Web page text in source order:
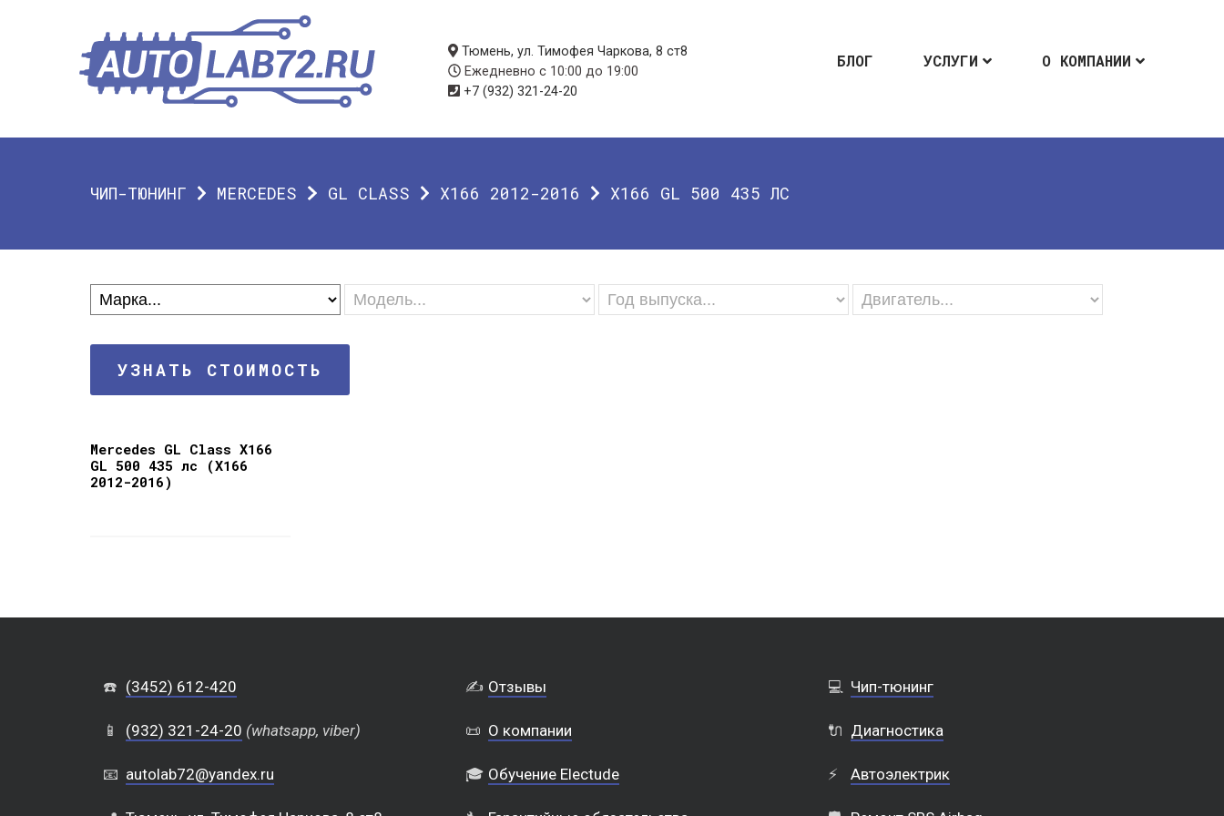
БЛОГ УСЛУГИ О КОМПАНИИ
Тюмень, ул. Тимофея Чаркова, 8 ст8
Ежедневно с 10:00 до 19:00
+7 (932) 321-24-20
ЧИП-ТЮНИНГ MERCEDES GL CLASS X166 2012-2016 X166 GL 500 435 ЛС
УЗНАТЬ СТОИМОСТЬ
Mercedes GL Class X166
GL 500 435 лс (X166
2012-2016)
☎️ (3452) 612-420
📱 (932) 321-24-20 (whatsapp, viber)
📧 autolab72@yandex.ru
✍️ Отзывы
📜 О компании
🎓 Обучение Electude
💻 Чип-тюнинг
🔌 Диагностика
⚡ Автоэлектрик